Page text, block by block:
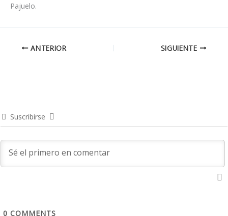
Pajuelo.
ANTERIOR SIGUIENTE
Suscribirse
0 COMMENTS